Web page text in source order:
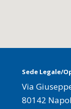
Sede Legale/
Via
80142